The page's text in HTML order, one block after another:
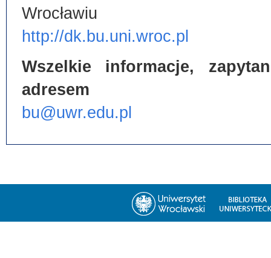
Wrocławiu
http://dk.bu.uni.wroc.pl
Wszelkie informacje,
adresem
bu@uwr.edu.pl